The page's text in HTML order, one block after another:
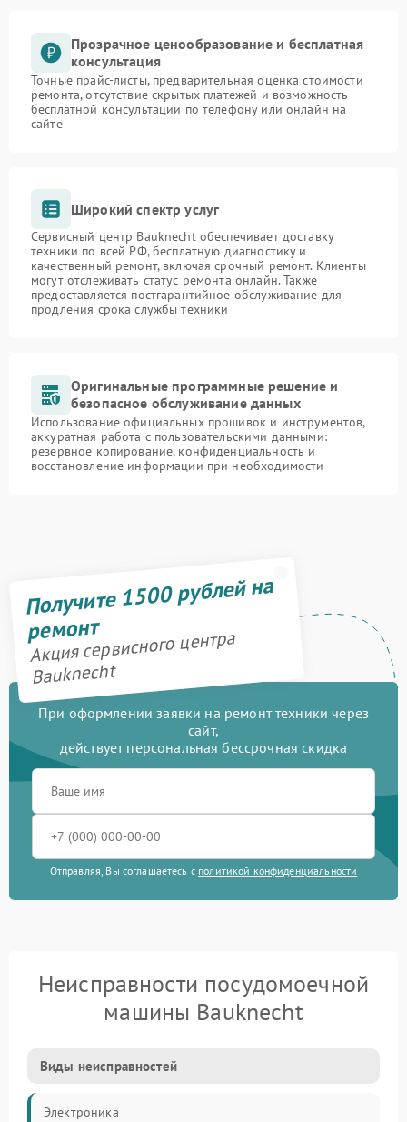
Прозрачное ценообразование и бесплатная
консультация
Точные прайс-листы, предварительная оценка стоимости
ремонта, отсутствие скрытых платежей и возможность
бесплатной консультации по телефону или онлайн на
сайте
Широкий спектр услуг
Сервисный центр Bauknecht обеспечивает доставку
техники по всей РФ, бесплатную диагностику и
качественный ремонт, включая срочный ремонт. Клиенты
могут отслеживать статус ремонта онлайн. Также
предоставляется постгарантийное обслуживание для
продления срока службы техники
Оригинальные программные решение и
безопасное обслуживание данных
Использование официальных прошивок и инструментов,
аккуратная работа с пользовательскими данными:
резервное копирование, конфиденциальность и
восстановление информации при необходимости
Получите 1500 рублей на
ремонт
Акция сервисного центра
Bauknecht
При оформлении заявки на ремонт техники через
сайт,
действует персональная бессрочная скидка
Отправляя, Вы соглашаетесь с политикой конфиденциальности
Неисправности посудомоечной
машины Bauknecht
Виды неисправностей
Электроника